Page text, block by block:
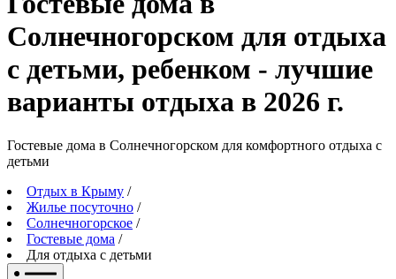
Солнечногорском для отдыха
с детьми, ребенком - лучшие
варианты отдыха в 2026 г.
Гостевые дома в Солнечногорском для комфортного отдыха с
детьми
Отдых в Крыму /
Жилье посуточно /
Солнечногорское /
Гостевые дома /
Для отдыха с детьми